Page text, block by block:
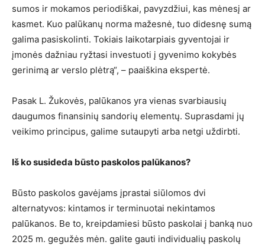
sumos ir mokamos periodiškai, pavyzdžiui, kas mėnesį ar
kasmet. Kuo palūkanų norma mažesnė, tuo didesnę sumą
galima pasiskolinti. Tokiais laikotarpiais gyventojai ir
įmonės dažniau ryžtasi investuoti į gyvenimo kokybės
gerinimą ar verslo plėtrą“, – paaiškina ekspertė.
Pasak L. Žukovės, palūkanos yra vienas svarbiausių
daugumos finansinių sandorių elementų. Suprasdami jų
veikimo principus, galime sutaupyti arba netgi uždirbti.
Iš ko susideda būsto paskolos palūkanos?
Būsto paskolos gavėjams įprastai siūlomos dvi
alternatyvos: kintamos ir terminuotai nekintamos
palūkanos. Be to, kreipdamiesi būsto paskolai į banką nuo
2025 m. gegužės mėn. galite gauti individualių paskolų